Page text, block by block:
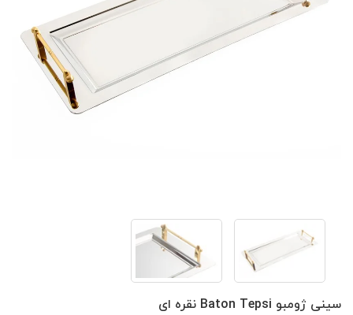
سینی ژومبو Baton Tepsi نقره ای